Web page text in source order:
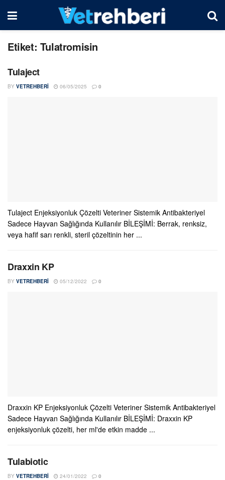
Etiket: Tulatromisin
Tulaject
BY VETREHBERI 06/05/2025 0
Tulaject Enjeksiyonluk Çözelti Veteriner Sistemik Antibakteriyel
Sadece Hayvan Sağlığında Kullanılır BİLEŞİMİ: Berrak, renksiz,
veya hafif sarı renkli, steril çözeltinin her ...
Draxxin KP
BY VETREHBERI 05/12/2022 0
Draxxin KP Enjeksiyonluk Çözelti Veteriner Sistemik Antibakteriyel
Sadece Hayvan Sağlığında Kullanılır BİLEŞİMİ: Draxxin KP
enjeksiyonluk çözelti, her ml'de etkin madde ...
Tulabiotic
BY VETREHBERI 24/01/2022 0